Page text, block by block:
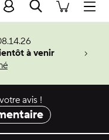
Recherche
à venir
avis !